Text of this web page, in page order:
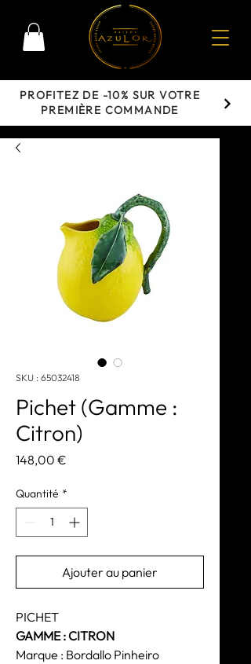
PROFITEZ DE -10% SUR VOTRE
PREMIÈRE COMMANDE
SKU : 65032418
Pichet (Gamme :
Citron)
148,00 €
Quantité *
Ajouter au panier
PICHET
GAMME : CITRON
Marque : Bordallo Pinheiro